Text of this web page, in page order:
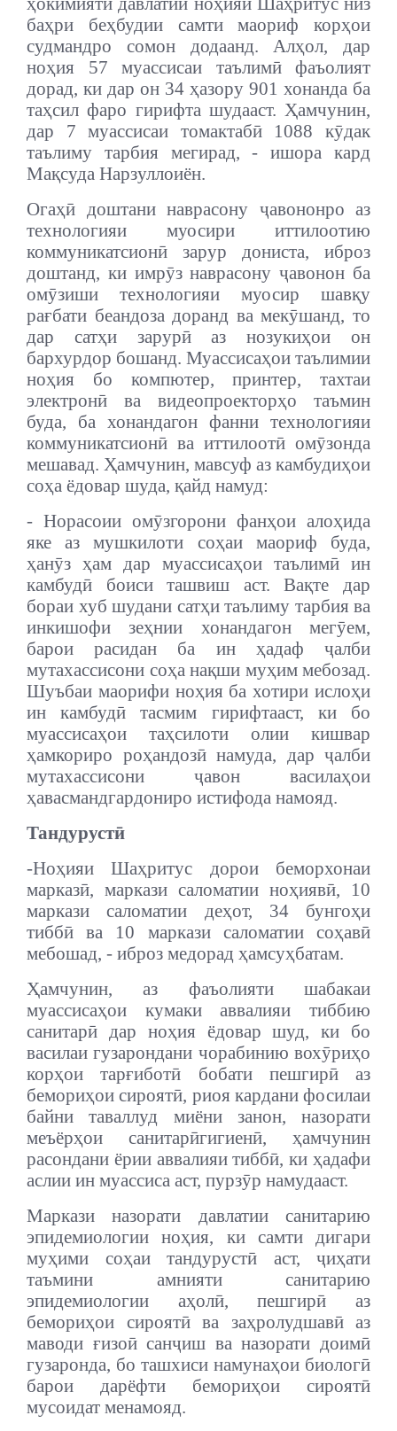
баҳри беҳбудии самти маориф корҳои
судмандро сомон додаанд. Алҳол, дар
ноҳия 57 муассисаи таълимӣ фаъолият
дорад, ки дар он 34 ҳазору 901 хонанда ба
таҳсил фаро гирифта шудааст. Ҳамчунин,
дар 7 муассисаи томактабӣ 1088 кӯдак
таълиму тарбия мегирад, - ишора кард
Мақсуда Нарзуллоиён.
Огаҳӣ доштани наврасону ҷавононро аз
технологияи муосири иттилоотию
коммуникатсионӣ зарур дониста, иброз
доштанд, ки имрӯз наврасону ҷавонон ба
омӯзиши технологияи муосир шавқу
рағбати беандоза доранд ва мекӯшанд, то
дар сатҳи зарурӣ аз нозукиҳои он
бархурдор бошанд. Муассисаҳои таълимии
ноҳия бо компютер, принтер, тахтаи
электронӣ ва видеопроекторҳо таъмин
буда, ба хонандагон фанни технологияи
коммуникатсионӣ ва иттилоотӣ омӯзонда
мешавад. Ҳамчунин, мавсуф аз камбудиҳои
соҳа ёдовар шуда, қайд намуд:
- Норасоии омӯзгорони фанҳои алоҳида
яке аз мушкилоти соҳаи маориф буда,
ҳанӯз ҳам дар муассисаҳои таълимӣ ин
камбудӣ боиси ташвиш аст. Вақте дар
бораи хуб шудани сатҳи таълиму тарбия ва
инкишофи зеҳнии хонандагон мегӯем,
барои расидан ба ин ҳадаф ҷалби
мутахассисони соҳа нақши муҳим мебозад.
Шуъбаи маорифи ноҳия ба хотири ислоҳи
ин камбудӣ тасмим гирифтааст, ки бо
муассисаҳои таҳсилоти олии кишвар
ҳамкориро роҳандозӣ намуда, дар ҷалби
мутахассисони ҷавон василаҳои
ҳавасмандгардониро истифода намояд.
Тандурустӣ
-Ноҳияи Шаҳритус дорои беморхонаи
марказӣ, маркази саломатии ноҳиявӣ, 10
маркази саломатии деҳот, 34 бунгоҳи
тиббӣ ва 10 маркази саломатии соҳавӣ
мебошад, - иброз медорад ҳамсуҳбатам.
Ҳамчунин, аз фаъолияти шабакаи
муассисаҳои кумаки аввалияи тиббию
санитарӣ дар ноҳия ёдовар шуд, ки бо
василаи гузарондани чорабинию вохӯриҳо
корҳои тарғиботӣ бобати пешгирӣ аз
бемориҳои сироятӣ, риоя кардани фосилаи
байни таваллуд миёни занон, назорати
меъёрҳои санитарӣгигиенӣ, ҳамчунин
расондани ёрии аввалияи тиббӣ, ки ҳадафи
аслии ин муассиса аст, пурзӯр намудааст.
Маркази назорати давлатии санитарию
эпидемиологии ноҳия, ки самти дигари
муҳими соҳаи тандурустӣ аст, ҷиҳати
таъмини амнияти санитарию
эпидемиологии аҳолӣ, пешгирӣ аз
бемориҳои сироятӣ ва заҳролудшавӣ аз
маводи ғизоӣ санҷиш ва назорати доимӣ
гузаронда, бо ташхиси намунаҳои биологӣ
барои дарёфти бемориҳои сироятӣ
мусоидат менамояд.